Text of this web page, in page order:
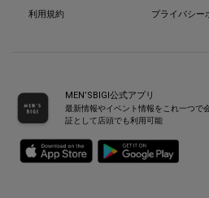
利用規約
プライバシー
MEN’SBIGI公式アプリ
最新情報やイベント情報をこれ一つで
証として店頭でも利用可能